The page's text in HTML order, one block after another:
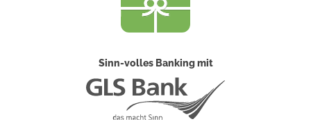
Sinn-volles Banking mit